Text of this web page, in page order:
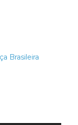
Brasileira